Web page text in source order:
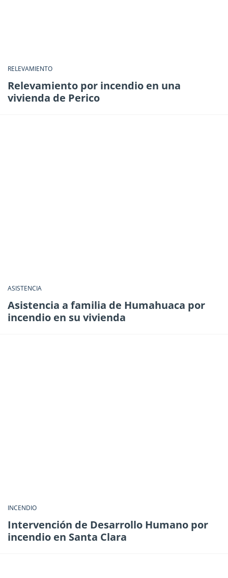
RELEVAMIENTO
Relevamiento por incendio en una
vivienda de Perico
ASISTENCIA
Asistencia a familia de Humahuaca por
incendio en su vivienda
INCENDIO
Intervención de Desarrollo Humano por
incendio en Santa Clara